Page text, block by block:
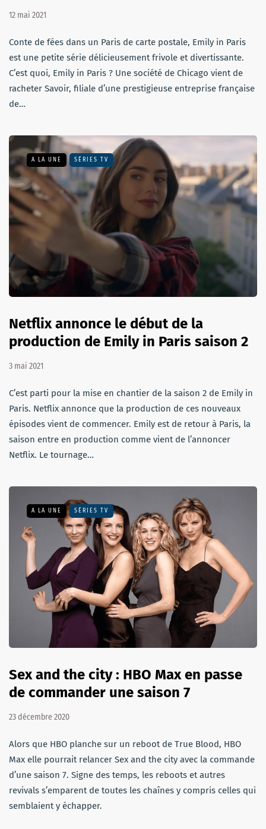
12 mai 2021
Conte de fées dans un Paris de carte postale, Emily in Paris
est une petite série délicieusement frivole et divertissante.
C’est quoi, Emily in Paris ? Une société de Chicago vient de
racheter Savoir, filiale d’une prestigieuse entreprise française
de…
A LA UNE SÉRIES TV
Netflix annonce le début de la
production de Emily in Paris saison 2
3 mai 2021
C’est parti pour la mise en chantier de la saison 2 de Emily in
Paris. Netflix annonce que la production de ces nouveaux
épisodes vient de commencer. Emily est de retour à Paris, la
saison entre en production comme vient de l’annoncer
Netflix. Le tournage…
A LA UNE SÉRIES TV
Sex and the city : HBO Max en passe
de commander une saison 7
23 décembre 2020
Alors que HBO planche sur un reboot de True Blood, HBO
Max elle pourrait relancer Sex and the city avec la commande
d’une saison 7. Signe des temps, les reboots et autres
revivals s’emparent de toutes les chaînes y compris celles qui
semblaient y échapper.